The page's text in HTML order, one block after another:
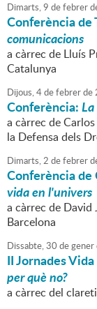
Dimarts,9 defebrer
Conferència de
comunicacions
a càrrec de Lluís
Catalunya
Dijous,4defebrerde
Conferència:
a càrrec de
la Defensa dels
Dimarts,2 defebrer
Conferència de
vida en l'univers
a càrrec de
Barcelona
Dissabte,30 degener
II Jornades
per què no?
a càrrec del